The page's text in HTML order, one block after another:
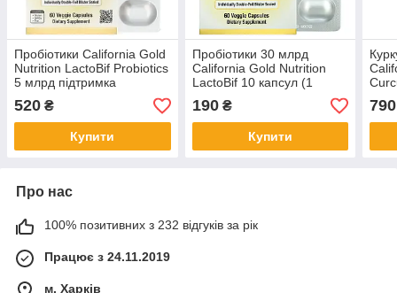
Пробіотики California Gold
Nutrition LactoBif Probiotics
5 млрд підтримка
травлення 60 капсул
520 ₴
Купити
Пробіотики 30 млрд
California Gold Nutrition
LactoBif 10 капсул (1
пластинка)
190₴
Купити
790
Про нас
100% позитивних з 232 відгуків за рік
Працює з 24.11.2019
м. Харків